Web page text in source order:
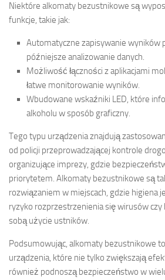
Niektóre alkomaty bezustnikowe są
funkcje, takie jak:
Automatyczne zapisywanie wyników
późniejsze analizowanie danych.
Możliwość łączności z aplikacjami
łatwe monitorowanie wyników.
Wbudowane wskaźniki LED, które
alkoholu w sposób graficzny.
Tego typu urządzenia znajdują
od policji przeprowadzającej kontrole
organizujące imprezy, gdzie
priorytetem. Alkomaty bezustnikowe są
rozwiązaniem w miejscach, gdzie higiena
ryzyko rozprzestrzenienia się wirusów czy
sobą użycie ustników.
Podsumowując, alkomaty bezustnikowe
urządzenia, które nie tylko zwiększają
również podnoszą bezpieczeństwo w